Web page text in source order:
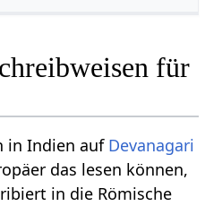
für
in Indien auf Devanagari
das lesen können,
in die Römische